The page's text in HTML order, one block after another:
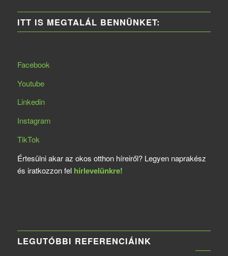
ITT IS MEGTALÁL BENNÜNKET:
Facebook
Youtube
Linkedin
Instagram
TikTok
Értesülni akar az okos otthon híreiről? Legyen naprakész
és iratkozzon fel hírlevelünkre!
LEGUTÓBBI REFERENCIÁINK